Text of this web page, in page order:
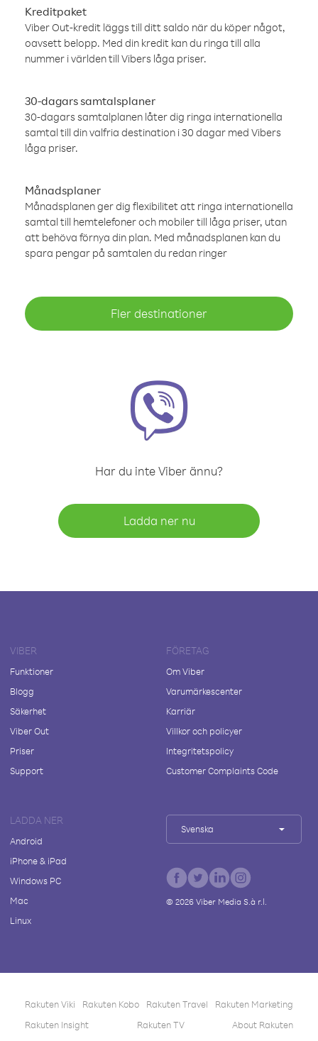
Kreditpaket
Viber Out-kredit läggs till ditt saldo när du köper något,
oavsett belopp. Med din kredit kan du ringa till alla
nummer i världen till Vibers låga priser.
30-dagars samtalsplaner
30-dagars samtalplanen låter dig ringa internationella
samtal till din valfria destination i 30 dagar med Vibers
låga priser.
Månadsplaner
Månadsplanen ger dig flexibilitet att ringa internationella
samtal till hemtelefoner och mobiler till låga priser, utan
att behöva förnya din plan. Med månadsplanen kan du
spara pengar på samtalen du redan ringer
Fler destinationer
Har du inte Viber ännu?
Ladda ner nu
VIBER
Funktioner
Blogg
Säkerhet
Viber Out
Priser
Support
FÖRETAG
Om Viber
Varumärkescenter
Karriär
Villkor och policyer
Integritetspolicy
Customer Complaints Code
LADDA NER
Android
iPhone & iPad
Windows PC
Mac
Linux
Svenska
© 2026Viber Media S.à r.l.
Rakuten Viki Rakuten Kobo Rakuten Travel
Rakuten Marketing
Rakuten Insight
Rakuten TV About Rakuten